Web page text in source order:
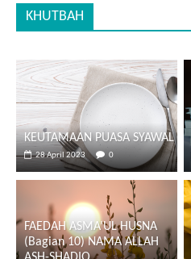
KHUTBAH
KEUTAMAAN PUASA SYAWAL
28 April 2023 0
FAEDAH ASMA’UL HUSNA
(Bagian 10) NAMA ALLAH